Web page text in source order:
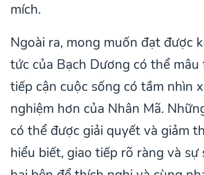
mích.
Ngoài ra, mong muốn đạt được
tức của Bạch Dương có thể mâu
tiếp cận cuộc sống có tầm nhìn
nghiệm hơn của Nhân Mã.
có thể được giải quyết và giảm
hiểu biết, giao tiếp rõ ràng và sự